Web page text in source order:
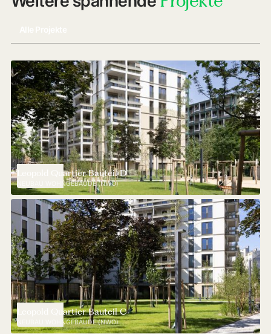
Leopold Quartier Bauteil D
NEUBAU WOHNGEBÄUDE (NWO)
Leopold Quartier Bauteil C
NEUBAU WOHNGEBÄUDE (NWO)